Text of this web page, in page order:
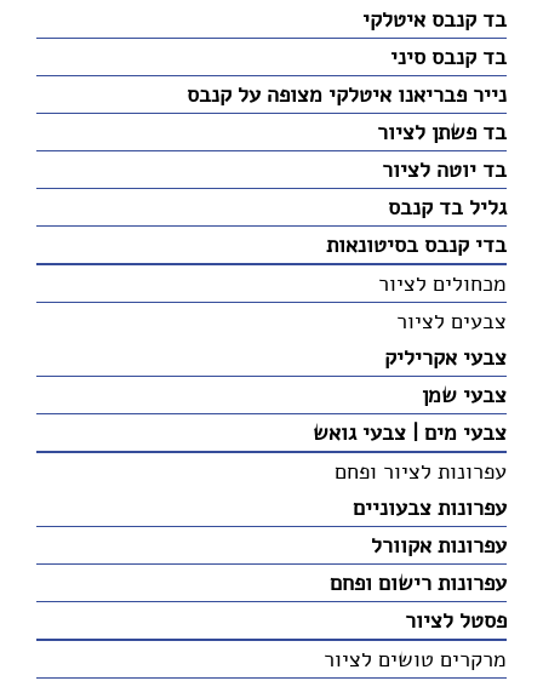
בד קנבס איטלקי
בד קנבס סיני
נייר פבריאנו איטלקי מצופה על קנבס
בד פשתן לציור
בד יוטה לציור
גליל בד קנבס
בדי קנבס בסיטונאות
מכחולים לציור
צבעים לציור
צבעי אקריליק
צבעי שמן
צבעי מים | צבעי גואש
עפרונות לציור ופחם
עפרונות צבעוניים
עפרונות אקוורל
עפרונות רישום ופחם
פסטל לציור
מרקרים טושים לציור